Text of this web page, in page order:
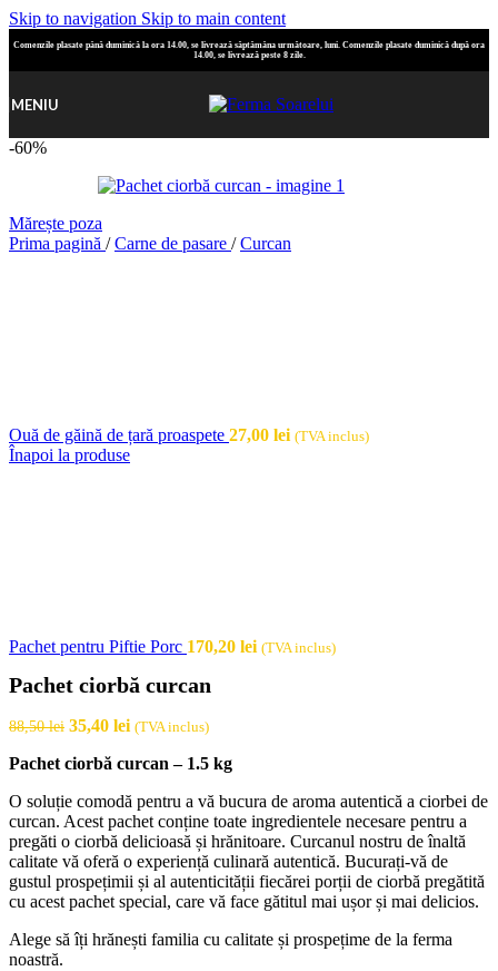
Skip to navigation Skip to main content
Comenzile plasate până duminică la ora 14.00, se livrează săptămâna următoare, luni. Comenzile plasate duminică după ora
14.00, se livrează peste 8 zile.
MENIU
-60%
Mărește poza
Prima pagină / Carne de pasare / Curcan
Ouă de găină de țară proaspete 27,00 lei (TVA inclus)
Înapoi la produse
Pachet pentru Piftie Porc 170,20 lei (TVA inclus)
Pachet ciorbă curcan
88,50lei Prețul
a
88,50 lei.
35,40 leiPrețul
este:
(TVA inclus)
Pachet ciorbă curcan – 1.5 kg
O soluție comodă pentru a vă bucura de aroma autentică a ciorbei de
curcan. Acest pachet conține toate ingredientele necesare pentru a
pregăti o ciorbă delicioasă și hrănitoare. Curcanul nostru de înaltă
calitate vă oferă o experiență culinară autentică. Bucurați-vă de
gustul prospețimii și al autenticității fiecărei porții de ciorbă pregătită
cu acest pachet special, care vă face gătitul mai ușor și mai delicios.
Alege să îți hrănești familia cu calitate și prospețime de la ferma
noastră.